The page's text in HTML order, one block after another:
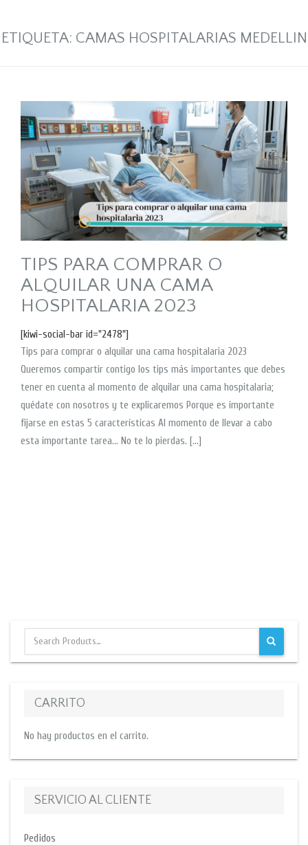
ETIQUETA: CAMAS HOSPITALARIAS MEDELLIN
TIPS PARA COMPRAR O
ALQUILAR UNA CAMA
HOSPITALARIA 2023
[kiwi-social-bar id="2478"]
Tips para comprar o alquilar una cama hospitalaria 2023
Queremos compartir contigo los tips más importantes que debes
tener en cuenta al momento de alquilar una cama hospitalaria;
quédate con nosotros y te explicaremos Porque es importante
fijarse en estas 5 características Al momento de llevar a cabo
esta importante tarea… No te lo pierdas. […]
CARRITO
No hay productos en el carrito.
SERVICIO AL CLIENTE
Pedidos